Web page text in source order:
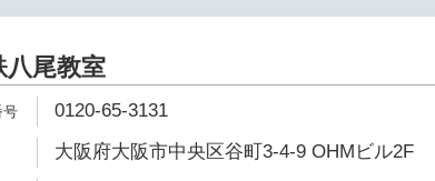
八尾教室
0120-65-3131
大阪府大阪市中央区谷町3-4-9 OHMビル2F